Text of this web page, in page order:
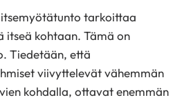
tarkoittaa
itseä kohtaan. Tämä on
Tiedetään, että
viivyttelevät vähemmän
kohdalla, ottavat enemmän